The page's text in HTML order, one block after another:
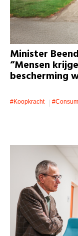
Minister
“Mensen
bescherming
#koopkracht